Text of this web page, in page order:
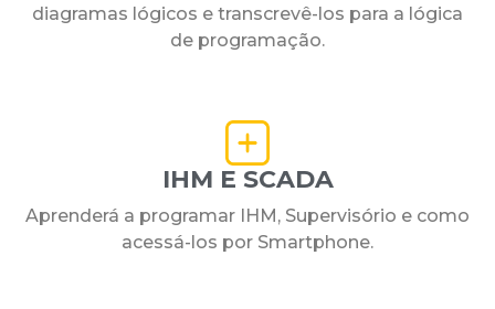
diagramas lógicos e transcrevê-los para a lógica
de programação.
IHM E SCADA
Aprenderá a programar IHM, Supervisório e como
acessá-los por Smartphone.